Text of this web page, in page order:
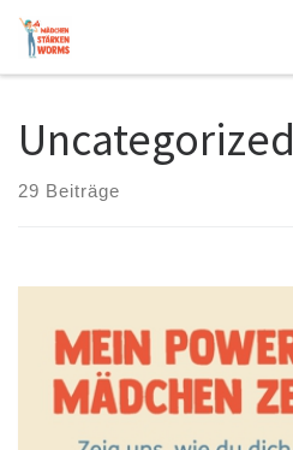
Zum Inhalt springen
Uncategorized
29 Beiträge